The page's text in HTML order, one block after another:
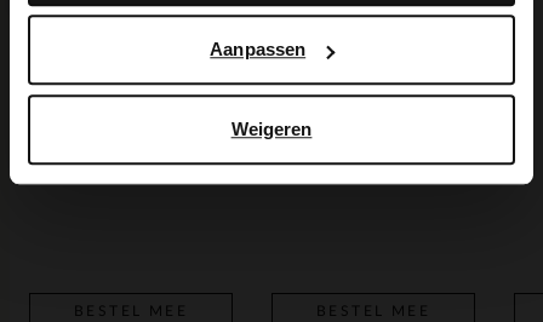
Aanpassen
Weigeren
BESTEL MEE BESTEL MEE